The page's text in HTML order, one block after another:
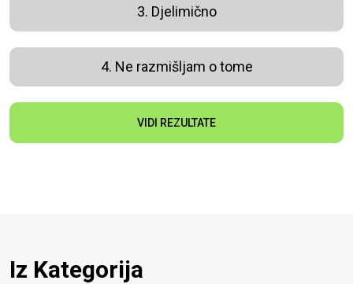
3. Djelimično
4. Ne razmišljam o tome
VIDI REZULTATE
Iz Kategorija